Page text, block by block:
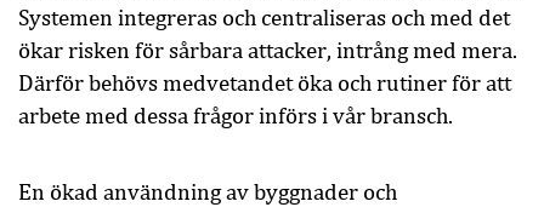
Systemen integreras och centraliseras och med det
ökar risken för sårbara attacker, intrång med mera.
Därför behövs medvetandet öka och rutiner för att
arbete med dessa frågor införs i vår bransch.
En ökad användning av byggnader och